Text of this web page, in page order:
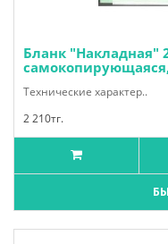
Бланк "Накладная"
Технические характер..
2 210тг.